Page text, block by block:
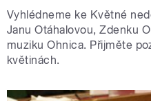
Vyhlédneme ke Květné
Janu Otáhalovou, Zdenku
muziku Ohnica. Přijměte
květinách.